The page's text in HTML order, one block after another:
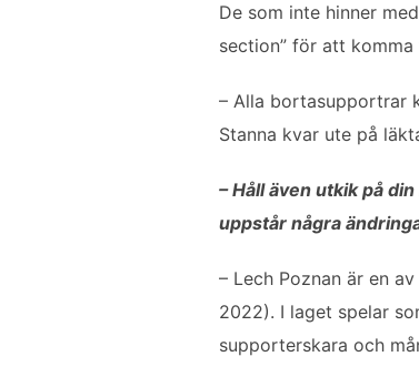
De som inte hinner
section” för att
– Alla bortasupportrar
Stanna kvar ute på
– Håll även utkik på
uppstår några
– Lech Poznan är en
2022). I laget spelar
supporterskara och